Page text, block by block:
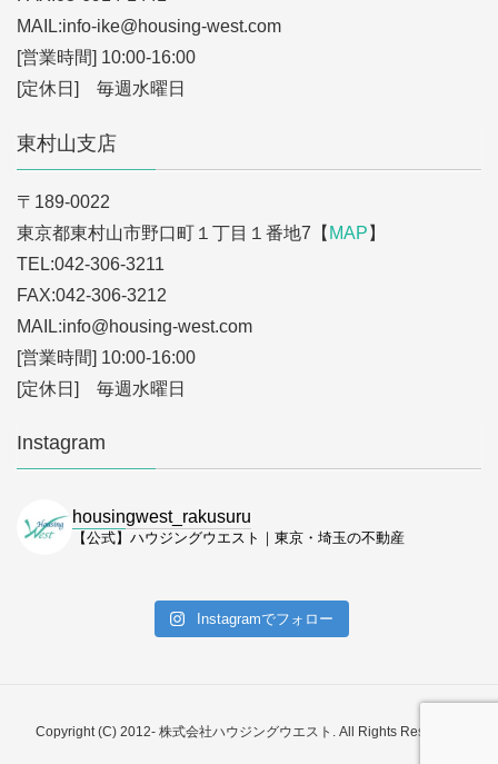
MAIL:info-ike@housing-west.com
[営業時間] 10:00-16:00
[定休日] 毎週水曜日
東村山支店
〒189-0022
東京都東村山市野口町１丁目１番地7【 MAP 】
TEL:042-306-3211
FAX:042-306-3212
MAIL:info@housing-west.com
[営業時間] 10:00-16:00
[定休日] 毎週水曜日
Instagram
housingwest_rakusuru
【公式】ハウジングウエスト｜東京・埼玉の不動産
Instagramでフォロー
Copyright (C) 2012- 株式会社ハウジングウエスト. All Rights Reserved.